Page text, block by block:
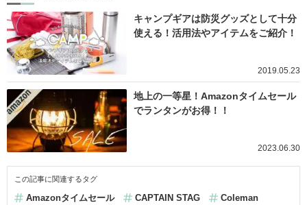
キャンプギアは防災グッズとして十分
使える！活用法やアイテムをご紹介！
2019.05.23
地上の一等星！Amazonタイムセール
でランタンがお得！！
2023.06.30
この記事に関連するタグ
Amazonタイムセール CAPTAIN STAG
Coleman